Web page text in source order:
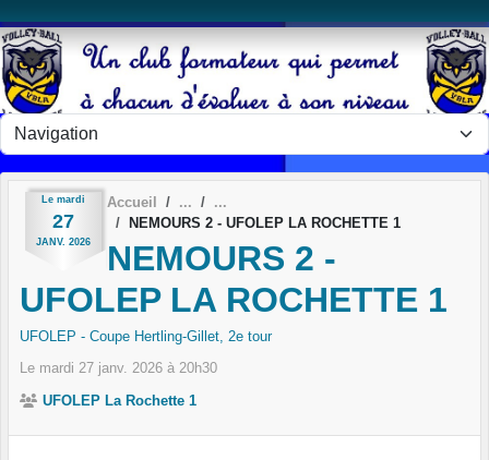
Le mardi
27
JANV. 2026
Accueil
NEMOURS 2 - UFOLEP LA ROCHETTE 1
NEMOURS 2 -
UFOLEP LA ROCHETTE 1
UFOLEP - Coupe Hertling-Gillet, 2e tour
Le mardi 27 janv. 2026 à 20h30
UFOLEP La Rochette 1